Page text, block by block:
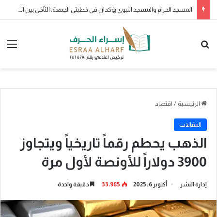
ولو بشق تمرة
الرئيسية / اقتصاد
المقالات
الذهب يحطم رقماً تاريخياً ويتجاوز
3900 دولاراً للأونصة لأول مرة
إدارة النشر أكتوبر 6, 2025 33٬985 دقيقة واحدة